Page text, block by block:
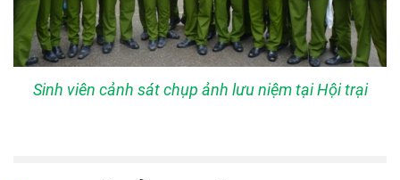
Sinh viên cảnh sát chụp ảnh lưu niệm tại Hội trại